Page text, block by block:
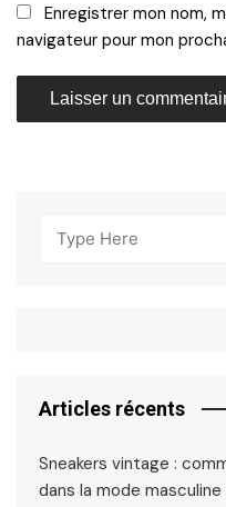
Enregistrer mon nom,
navigateur pour mon
Articles récents
Sneakers vintage :
dans la mode masculine